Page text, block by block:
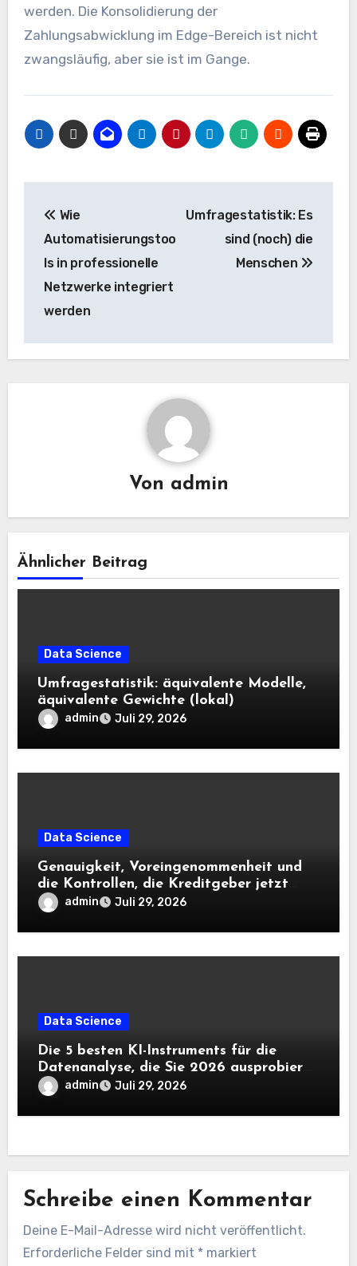
werden. Die Konsolidierung der
Zahlungsabwicklung im Edge-Bereich ist nicht
zwangsläufig, aber sie ist im Gange.
Navigation
Wie
Automatisierungstoo
ls in professionelle
Netzwerke integriert
werden
Umfragestatistik: Es
sind (noch) die
Menschen
Von admin
Ähnlicher Beitrag
Data Science
Umfragestatistik: äquivalente Modelle,
äquivalente Gewichte (lokal)
admin Juli 29, 2026
Data Science
Genauigkeit, Voreingenommenheit und
die Kontrollen, die Kreditgeber jetzt
benötigen |
admin Juli 29, 2026
Data Science
Die 5 besten KI-Instruments für die
Datenanalyse, die Sie 2026 ausprobieren
solltenadmin Juli 29, 2026
Schreibe einen Kommentar
Deine E-Mail-Adresse wird nicht veröffentlicht.
Erforderliche Felder sind mit * markiert